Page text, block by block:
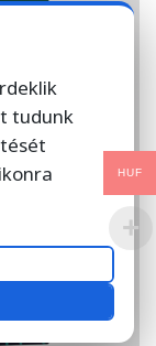
HUF
tudunk